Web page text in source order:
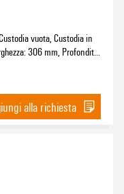
vuota, Custodia in
306 mm, Profondità:
argento
alla richiesta